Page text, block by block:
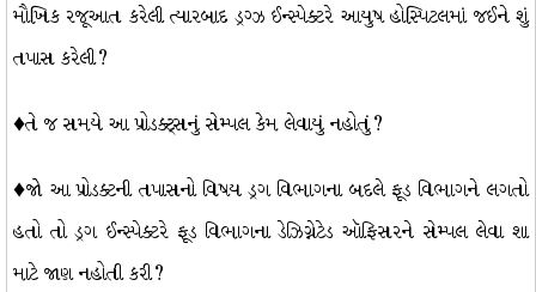
મૌખિક રજૂઆત કરેલી ત્યારબાદ ડ્રગ્ઝ ઈન્સ્પેક્ટરે આયુષ હોસ્પિટલમાં જઈને શું
તપાસ કરેલી?
♦તે જ સમયે આ પ્રોડક્ટ્સનું સેમ્પલ કેમ લેવાયું નહોતું?
♦જો આ પ્રોડક્ટની તપાસનો વિષય ડ્રગ વિભાગના બદલે ફૂડ વિભાગને લગતો
હતો તો ડ્રગ ઈન્સ્પેક્ટરે ફૂડ વિભાગના ડેઝિગ્નેટેડ ઑફિસરને સેમ્પલ લેવા શા
માટે જાણ નહોતી કરી?